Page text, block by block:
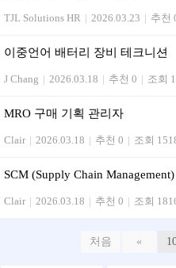
TJL Solutions HR | 2026.03.23 | 추천
이중언어 배터리 장비 테크니션
J Chang | 2026.03.18 | 추천 0 | 조회
MRO 구매 기획 관리자
Clair | 2026.03.18 | 추천 0 | 조회
SCM (Supply Chain
Clair | 2026.03.18 | 추천 0 | 조회
처음 «